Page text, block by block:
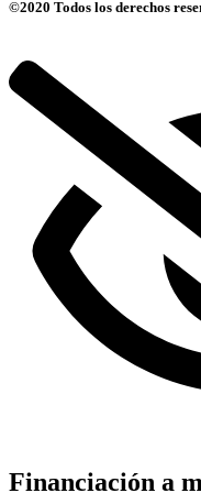
©2020 Todos los derechos
Financiación a